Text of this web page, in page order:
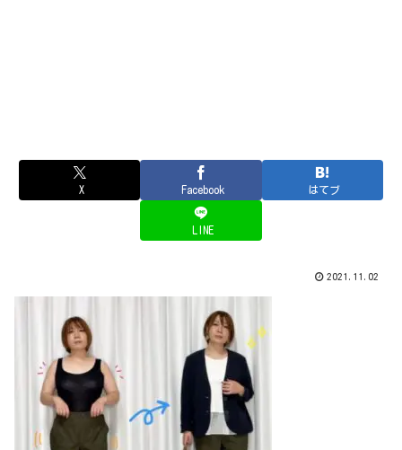
X Facebook はてブ
LINE
2021.11.02